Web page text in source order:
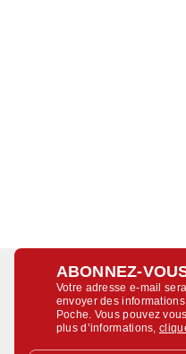
ABONNEZ-
Votre adresse e-mail
envoyer des
Poche. Vous pouvez
plus d’informations,